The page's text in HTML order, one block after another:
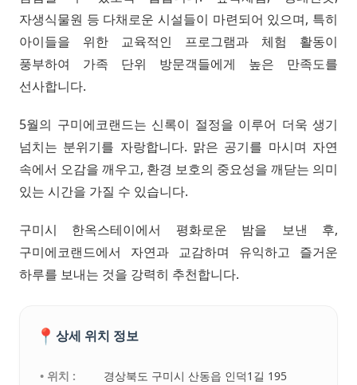
자생식물원 등 다채로운 시설들이 마련되어 있으며, 특히
아이들을 위한 교육적인 프로그램과 체험 활동이
풍부하여 가족 단위 방문객들에게 높은 만족도를
선사합니다.
5월의 구미에코랜드는 신록이 절정을 이루어 더욱 생기
넘치는 분위기를 자랑합니다. 맑은 공기를 마시며 자연
속에서 오감을 깨우고, 환경 보호의 중요성을 깨닫는 의미
있는 시간을 가질 수 있습니다.
구미시 한옥스테이에서 평화로운 밤을 보낸 후,
구미에코랜드에서 자연과 교감하며 유익하고 즐거운
하루를 보내는 것을 강력히 추천합니다.
📍 상세 위치 정보
• 위치 :
경상북도 구미시 산동읍 인덕1길 195